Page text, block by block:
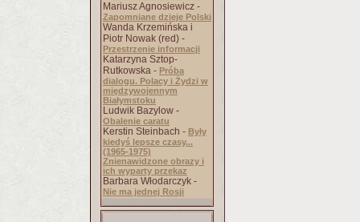
Mariusz Agnosiewicz -
Zapomniane dzieje Polski
Wanda Krzemińska i
Piotr Nowak (red) -
Przestrzenie informacji
Katarzyna Sztop-
Rutkowska - Próba
dialogu. Polacy i Żydzi w
międzywojennym
Białymstoku
Ludwik Bazylow -
Obalenie caratu
Kerstin Steinbach - Były
kiedyś lepsze czasy...
(1965-1975)
Znienawidzone obrazy i
ich wyparty przekaz
Barbara Włodarczyk -
Nie ma jednej Rosji